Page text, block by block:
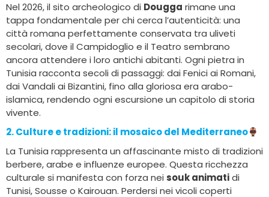
Nel 2026, il sito archeologico di Dougga rimane una
tappa fondamentale per chi cerca l’autenticità: una
città romana perfettamente conservata tra uliveti
secolari, dove il Campidoglio e il Teatro sembrano
ancora attendere i loro antichi abitanti. Ogni pietra in
Tunisia racconta secoli di passaggi: dai Fenici ai Romani,
dai Vandali ai Bizantini, fino alla gloriosa era arabo-
islamica, rendendo ogni escursione un capitolo di storia
vivente.
2. Culture e tradizioni:il mosaico del Mediterraneo
La Tunisia rappresenta un affascinante misto di tradizioni
berbere, arabe e influenze europee. Questa ricchezza
culturale si manifesta con forza nei souk animatidi
Tunisi, Sousse o Kairouan. Perdersi nei vicoli coperti